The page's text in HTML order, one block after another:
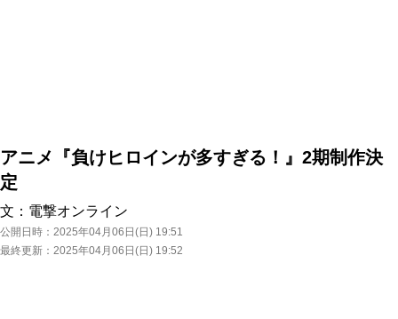
アニメ『負けヒロインが多すぎる！』2期制作決
定
文： 電撃オンライン
公開日時： 2025年04月06日(日) 19:51
最終更新： 2025年04月06日(日) 19:52